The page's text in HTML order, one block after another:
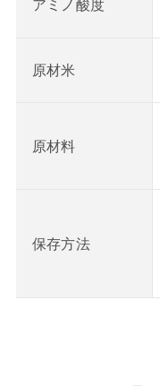
アミノ酸度
原材米
原材料
保存方法